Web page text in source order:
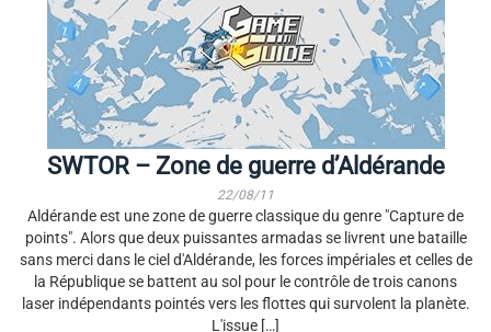
SWTOR – Zone de guerre d’Aldérande
22/08/11
Aldérande est une zone de guerre classique du genre "Capture de
points". Alors que deux puissantes armadas se livrent une bataille
sans merci dans le ciel d'Aldérande, les forces impériales et celles de
la République se battent au sol pour le contrôle de trois canons
laser indépendants pointés vers les flottes qui survolent la planète.
L'issue […]